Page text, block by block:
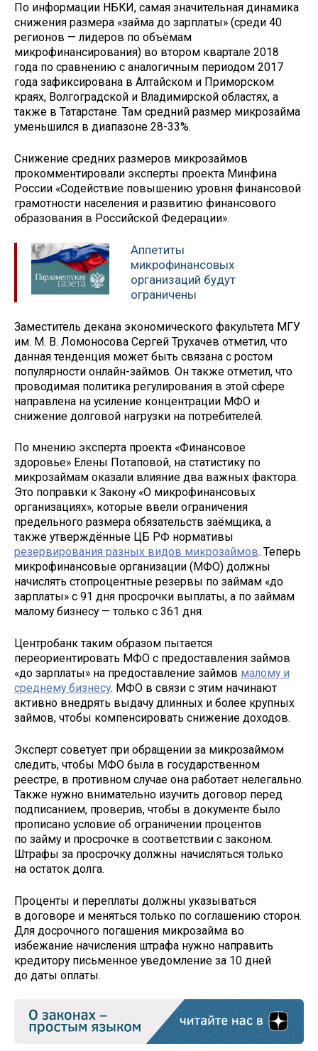
По информации НБКИ, самая значительная динамика
снижения размера «займа до зарплаты» (среди 40
регионов — лидеров по объёмам
микрофинансирования) во втором квартале 2018
года по сравнению с аналогичным периодом 2017
года зафиксирована в Алтайском и Приморском
краях, Волгоградской и Владимирской областях, а
также в Татарстане. Там средний размер микрозайма
уменьшился в диапазоне 28-33%.
Снижение средних размеров микрозаймов
прокомментировали эксперты проекта Минфина
России «Содействие повышению уровня финансовой
грамотности населения и развитию финансового
образования в Российской Федерации».
Аппетиты
микрофинансовых
организаций будут
ограничены
Заместитель декана экономического факультета МГУ
им. М. В. Ломоносова Сергей Трухачев отметил, что
данная тенденция может быть связана с ростом
популярности онлайн-займов. Он также отметил, что
проводимая политика регулирования в этой сфере
направлена на усиление концентрации МФО и
снижение долговой нагрузки на потребителей.
По мнению эксперта проекта «Финансовое
здоровье» Елены Потаповой, на статистику по
микрозаймам оказали влияние два важных фактора.
Это поправки к Закону «О микрофинансовых
организациях», которые ввели ограничения
предельного размера обязательств заёмщика, а
также утверждённые ЦБ РФ нормативы
резервирования разных видов микрозаймов. Теперь
микрофинансовые организации (МФО) должны
начислять стопроцентные резервы по займам «до
зарплаты» с 91 дня просрочки выплаты, а по займам
малому бизнесу — только с 361 дня.
Центробанк таким образом пытается
переориентировать МФО с предоставления займов
«до зарплаты» на предоставление займов малому и
среднему бизнесу. МФО в связи с этим начинают
активно внедрять выдачу длинных и более крупных
займов, чтобы компенсировать снижение доходов.
Эксперт советует при обращении за микрозаймом
следить, чтобы МФО была в государственном
реестре, в противном случае она работает нелегально.
Также нужно внимательно изучить договор перед
подписанием, проверив, чтобы в документе было
прописано условие об ограничении процентов
по займу и просрочке в соответствии с законом.
Штрафы за просрочку должны начисляться только
на остаток долга.
Проценты и переплаты должны указываться
в договоре и меняться только по соглашению сторон.
Для досрочного погашения микрозайма во
избежание начисления штрафа нужно направить
кредитору письменное уведомление за 10 дней
до даты оплаты.